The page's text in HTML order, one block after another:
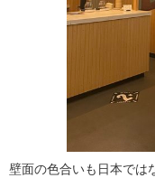
壁面の色合いも日本では